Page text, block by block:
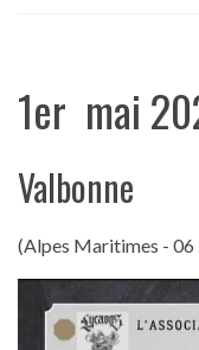
1er mai
Valbonne
(Alpes Maritimes - 06